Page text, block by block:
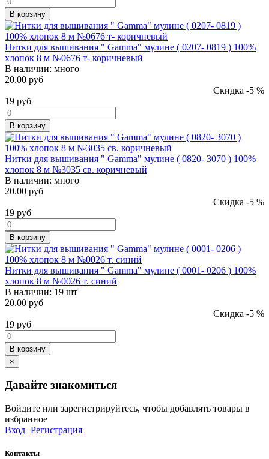
В корзину
Нитки для вышивания " Gamma" мулине ( 0207- 0819 ) 100%
хлопок 8 м №0676 т- коричневый
В наличии: много
20.00 руб
Скидка -5 %
19 руб
В корзину
Нитки для вышивания " Gamma" мулине ( 0820- 3070 ) 100%
хлопок 8 м №3035 св. коричневый
В наличии: много
20.00 руб
Скидка -5 %
19 руб
В корзину
Нитки для вышивания " Gamma" мулине ( 0001- 0206 ) 100%
хлопок 8 м №0026 т. синий
В наличии: 19 шт
20.00 руб
Скидка -5 %
19 руб
В корзину
×
Давайте знакомиться
Войдите или зарегистрируйтесь, чтобы добавлять товары в
избранное
Вход Регистрация
Контакты